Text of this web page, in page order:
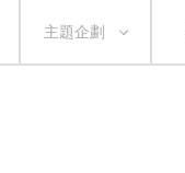
主題企劃